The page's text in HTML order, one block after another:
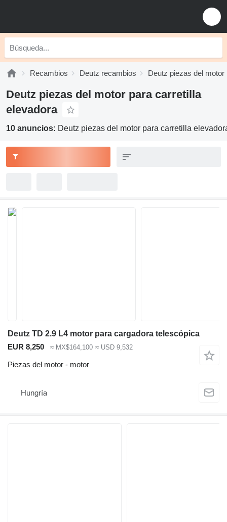
Recambios Deutz recambios Deutz piezas del motor
Deutz piezas del motor para carretilla
elevadora
10 anuncios: Deutz piezas del motor para carretilla
Deutz TD 2.9 L4 motor para cargadora telescópica
EUR 8,250
≈ MX$164,100 ≈ USD 9,532
Piezas del motor - motor
Hungría